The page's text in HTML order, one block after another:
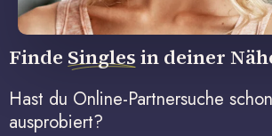
Finde Singles in deiner
Hast du Online-Partnersuche
ausprobiert?